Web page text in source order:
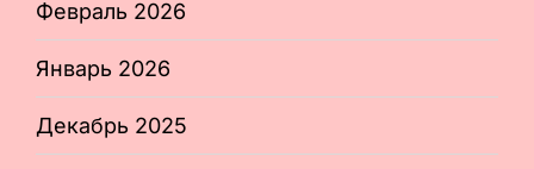
Февраль 2026
Январь 2026
Декабрь 2025